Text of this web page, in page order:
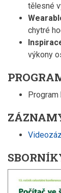
tělesné
chytré
výkony
Program